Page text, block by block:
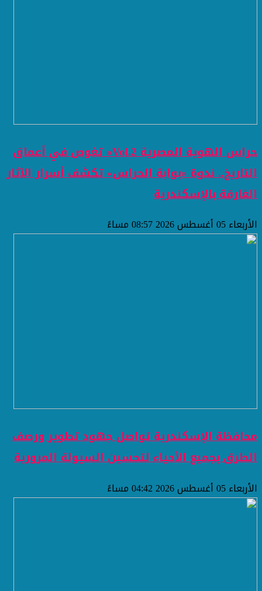
حراس الهوية المصرية Vol.2» تغوص في أعماق
التاريخ.. ندوة «بوابة الحراس» تكشف أسرار الآثار
الغارقة بالإسكندرية
الأربعاء 05 أغسطس 2026 08:57 مساءً
محافظة الإسكندرية تواصل جهود تطوير ورصف
الطرق بجميع الأحياء لتحسين السيولة المرورية
الأربعاء 05 أغسطس 2026 04:42 مساءً